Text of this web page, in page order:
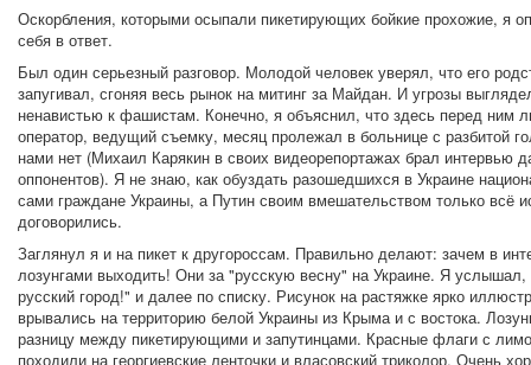
Оскорбления, которыми осыпали пикетирующих бойкие прохожие, я
себя в ответ.
Был один серьезный разговор. Молодой человек уверял, что его
запугивал, сгоняя весь рынок на митинг за Майдан. И угрозы
ненавистью к фашистам. Конечно, я объяснил, что здесь перед ним
оператор, ведущий съемку, месяц пролежал в больнице с разбитой
нами нет (Михаил Карякин в своих видеорепортажах брал интервью
оппонентов). Я не знаю, как обуздать разошедшихся в Украине
сами граждане Украины, а Путин своим вмешательством только всё
договорились.
Заглянул я и на пикет к другороссам. Правильно делают: зачем в
лозунгами выходить! Они за "русскую весну" на Украине. Я
русский город!" и далее по списку. Рисунок на растяжке ярко
врывались на территорию белой Украины из Крыма и с востока.
разницу между пикетирующими и запутинцами. Красные флаги с
походили на георгиевские ленточки и власовский триколор. Очень